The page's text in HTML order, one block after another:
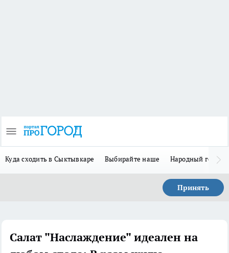
Куда сходить в Сыктывкаре Выбирайте наше Народный герой
Принять
Салат "Наслаждение" идеален на